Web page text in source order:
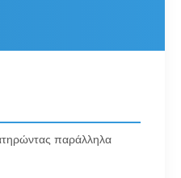
παράλληλα